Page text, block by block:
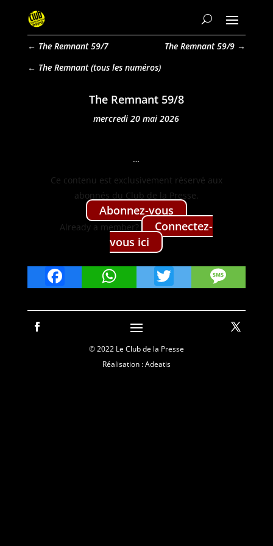
← The Remnant 59/7 The Remnant 59/9 →
The Remnant
The Remnant 59/8
mercredi 20 mai 2026
…
Ce con­tenu est exclu­sive­ment réservé aux
abon­nés du Club de la Presse.
Abon­nez-vous
Already a mem­ber?
Con­nectez-
vous ici
FacebookWhatsApp
Twitter
© 2022 Le Club de la Presse
Réalisation : Adeatis